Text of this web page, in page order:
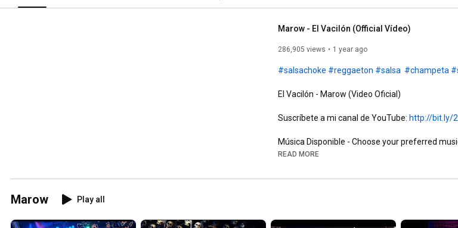
Marow - El Vacilón (Official Vídeo)
286,905 views 1 year ago
#salsachoke #reggaeton #salsa #champeta
El Vacilón - Marow (Video Oficial)
Suscríbete a mi canal de YouTube: http://bit.ly/
Música Disponible - Choose your preferred
Spotify: https://open.spotify.com/track/
READ MORE
Marow Play all